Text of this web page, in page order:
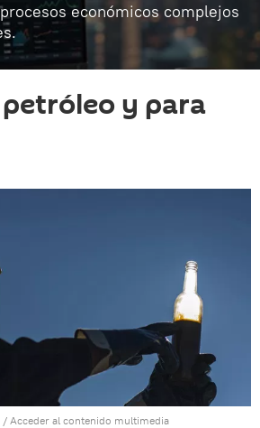
económicos complejos
petróleo y para
/ Acceder al contenido multimedia